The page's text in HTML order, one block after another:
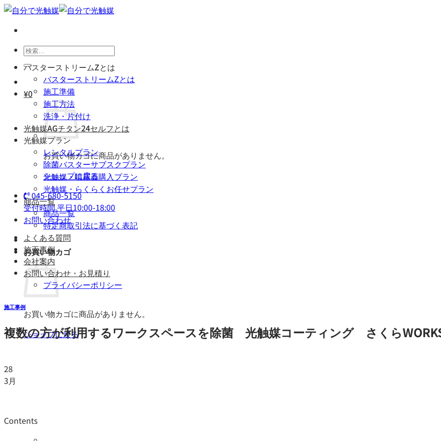
Skip
content
検
索
対
¥0
お買い物カゴに商品がありません。
ショップに戻る
045-680-5150
受付時間 平日10:00-18:00
お問い合わせ
お買い物カゴ
お買い物カゴに商品がありません。
ショップに戻る
バスターストリームZとは
バスターストリームZとは
施工準備
施工方法
洗浄・片付け
光触媒AGチタン24セルフとは
光触媒プラン
レンタルプラン
除菌バスターサブスクプラン
光触媒・噴霧器購入プラン
光触媒・らくらくお任せプラン
商品一覧
商品一覧
特定商取引法に基づく表記
よくある質問
施工事例
会社案内
お問い合わせ・お見積り
プライバシーポリシー
施工事例
複数の方が利用するワークスペースを除菌 光触媒コーティング さくら
28
3月
Contents